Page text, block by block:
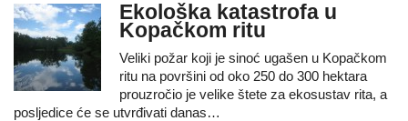
Ekološka katastrofa u
Kopačkom ritu
Veliki požar koji je sinoć ugašen u Kopačkom
ritu na površini od oko 250 do 300 hektara
prouzročio je velike štete za ekosustav rita, a
posljedice će se utvrđivati danas…